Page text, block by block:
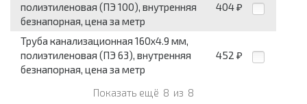
полиэтиленовая (ПЭ 100), внутренняя
безнапорная, цена за метр
404 ₽
Труба канализационная 160x4.9 мм,
полиэтиленовая (ПЭ 63), внутренняя
безнапорная, цена за метр
452 ₽
Показать ещё 8 из 8